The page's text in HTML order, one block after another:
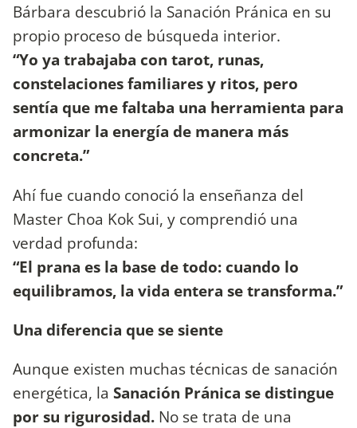
Bárbara descubrió la Sanación Pránica en su
propio proceso de búsqueda interior.
“Yo ya trabajaba con tarot, runas,
constelaciones familiares y ritos, pero
sentía que me faltaba una herramienta para
armonizar la energía de manera más
concreta.”
Ahí fue cuando conoció la enseñanza del
Master Choa Kok Sui, y comprendió una
verdad profunda:
“El prana es la base de todo: cuando lo
equilibramos, la vida entera se transforma.”
Una diferencia que se siente
Aunque existen muchas técnicas de sanación
energética, la Sanación Pránica se distingue
por su rigurosidad. No se trata de una